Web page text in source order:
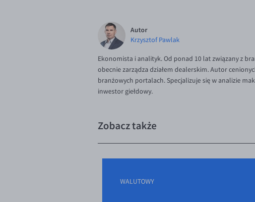
Autor
Krzysztof Pawlak
Ekonomista i analityk. Od ponad 10 lat związany z
obecnie zarządza działem dealerskim. Autor
branżowych portalach. Specjalizuje się w analizie
inwestor giełdowy.
Zobacz także
WALUTOWY